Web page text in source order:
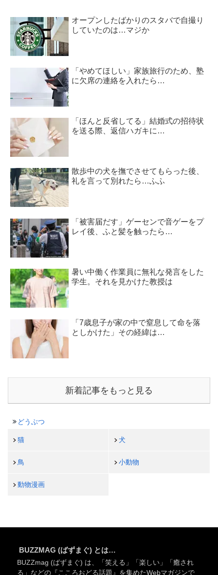
オープンしたばかりのスタバで自撮り
していたのは…マジか
「やめてほしい」家族旅行のため、塾
に欠席の連絡を入れたら…
「ほんと反省してる」結婚式の招待状
を送る際、返信ハガキに…
散歩中の犬を撫でさせてもらった後、
礼を言って別れたら…ふふ
「被害届だす」ゲーセンで音ゲーをプ
レイ後、ふと髪を触ったら…
暑い中働く作業員に無礼な発言をした
学生。それを見かけた教授は
「7歳息子が家の中で窒息して命を落
としかけた」その経緯は…
新着記事をもっと見る
どうぶつ
猫 犬
鳥 小動物
動物漫画
BUZZMAG (ばずまぐ) とは…
BUZZmag (ばずまぐ) は、「笑える」「楽しい」「癒され
る」などの『こころおどる話題』を集めたWebマガジンで